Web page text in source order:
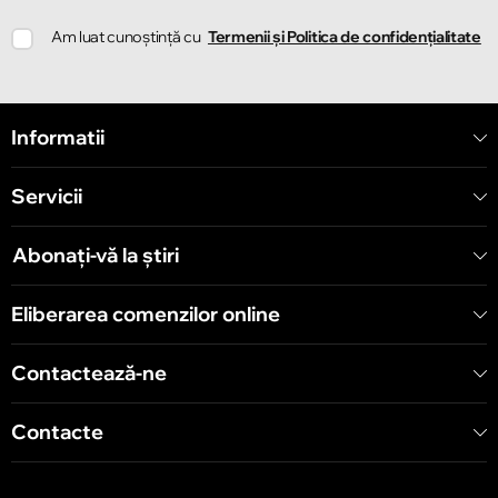
Strada Ion Creangă 78
Strada Mitropolit Varlaam 58
Chișinău
Am luat cunoștință cu Termenii și Politica de confidențialitate
Informatii
Servicii
Abonați-vă la știri
Eliberarea comenzilor online
Contactează-ne
Contacte